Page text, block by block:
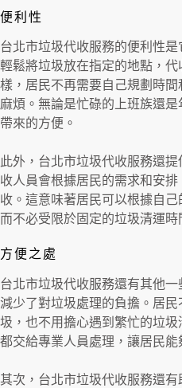
便利性
台北市垃圾代收服務的便利性
輕鬆將垃圾放在指定的地點，
樣，居民不再需要自己規劃時
麻煩。無論是忙碌的上班族還
帶來的方便。
此外，台北市垃圾代收服務還
收人員會根據居民的需求和安
收。這意味著居民可以根據自
而不必受限於固定的垃圾清運時
方便之處
台北市垃圾代收服務還有其他
減少了對垃圾處理的負擔。居
圾，也不用擔心遇到繁忙的垃
都交給專業人員處理，讓居民能
其次，台北市垃圾代收服務還